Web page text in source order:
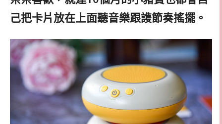
己把卡片放在上面聽音樂跟謢節奏搖擺。